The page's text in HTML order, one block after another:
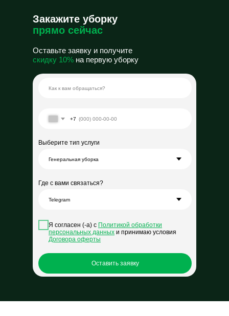
Закажите уборку
прямо сейчас
Оставьте заявку и получите
скидку 10% на первую уборку
+7
Выберите тип услуги
Где с вами связаться?
Я согласен (-а) с Политикой обработки
персональных данных и принимаю условия
Договора оферты
Оставить заявку